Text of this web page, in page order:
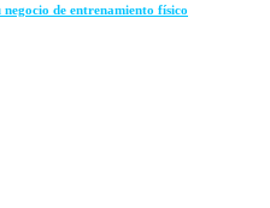
de entrenamiento físico